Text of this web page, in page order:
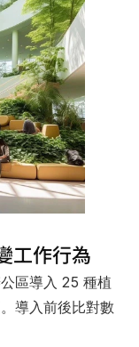
工作行為
區導入 25 種植
導入前後比對數